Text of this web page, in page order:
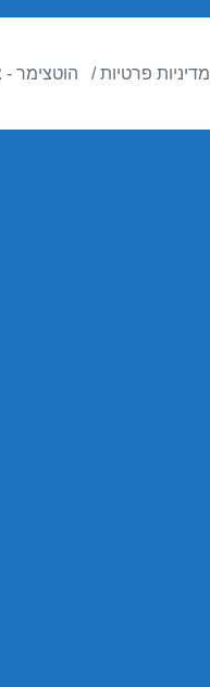
מדיניות פרטיות הוטצימר -